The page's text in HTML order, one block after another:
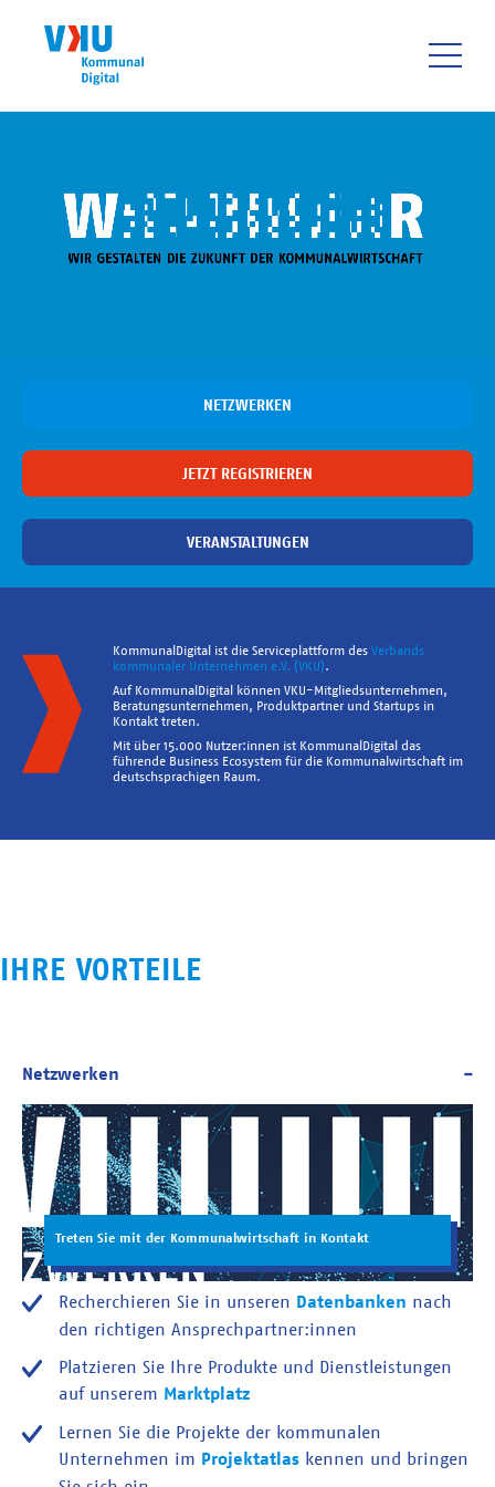
NETZWERKEN
JETZT REGISTRIEREN
VERANSTALTUNGEN
KommunalDigital ist die Serviceplattform des Verbands
kommunaler Unternehmen e.V. (VKU).
Auf KommunalDigital können VKU-Mitgliedsunternehmen,
Beratungsunternehmen, Produktpartner und Startups in
Kontakt treten.
Mit über 15.000 Nutzer:innen ist KommunalDigital das
führende Business Ecosystem für die Kommunalwirtschaft im
deutschsprachigen Raum.
IHRE VORTEILE
Treten Sie mit der Kommunalwirtschaft in Kontakt
Recherchieren Sie in unseren Datenbanken nach
den richtigen Ansprechpartner:innen
Platzieren Sie Ihre Produkte und Dienstleistungen
auf unserem Marktplatz
Lernen Sie die Projekte der kommunalen
Unternehmen im Projektatlas kennen und bringen